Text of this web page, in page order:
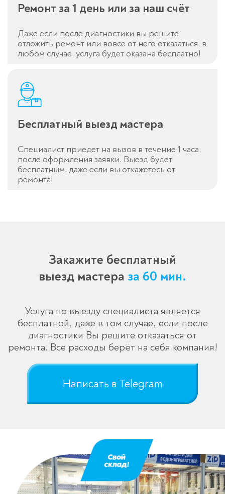
Ремонт за 1 день или за наш счёт
Даже если после диагностики вы решите
отложить ремонт или вовсе от него отказаться, в
любом случае, услуга будет оказана бесплатно!
Бесплатный выезд мастера
Специалист приедет на вызов в течение 1 часа,
после оформления заявки. Выезд будет
бесплатным, даже если вы откажетесь от
ремонта!
Закажите бесплатный
выезд мастера за 60 мин.
Услуга по выезду специалиста является
бесплатной, даже в том случае, если после
диагностики Вы решите отказаться от
ремонта. Все расходы берёт на себя компания!
Написать в Telegram